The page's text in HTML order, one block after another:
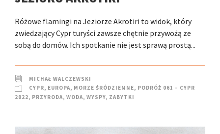
Różowe flamingi na Jeziorze Akrotiri to widok, który
zwiedzający Cypr turyści zawsze chętnie przywożą ze
sobą do domów. Ich spotkanie nie jest sprawą prostą...
MICHAŁ WALCZEWSKI
CYPR, EUROPA, MORZE ŚRÓDZIEMNE, PODRÓŻ 061 – CYPR
2022, PRZYRODA, WODA, WYSPY, ZABYTKI